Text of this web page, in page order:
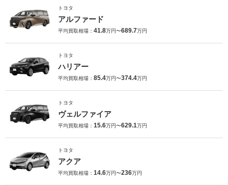
トヨタ
アルファード
平均買取相場： 41.8万円〜689.7万円
トヨタ
ハリアー
平均買取相場： 85.4万円〜374.4万円
トヨタ
ヴェルファイア
平均買取相場： 15.6万円〜629.1万円
トヨタ
アクア
平均買取相場： 14.6万円〜236万円